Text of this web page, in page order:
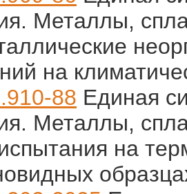
Металлы,
на
88 Единая
Металлы,
на